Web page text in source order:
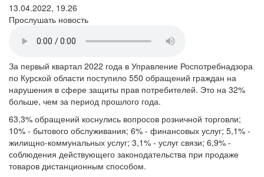
13.04.2022, 19.26
Прослушать новость
За первый квартал 2022 года в Управление Роспотребнадзора
по Курской области поступило 550 обращений граждан на
нарушения в сфере защиты прав потребителей. Это на 32%
больше, чем за период прошлого года.
63,3% обращений коснулись вопросов розничной торговли;
10% - бытового обслуживания; 6% - финансовых услуг; 5,1% -
жилищно-коммунальных услуг; 3,1% - услуг связи; 6,9% -
соблюдения действующего законодательства при продаже
товаров дистанционным способом.